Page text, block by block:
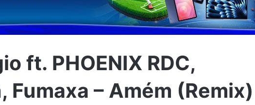
ft. PHOENIX RDC,
Fumaxa – Amém (Remix)